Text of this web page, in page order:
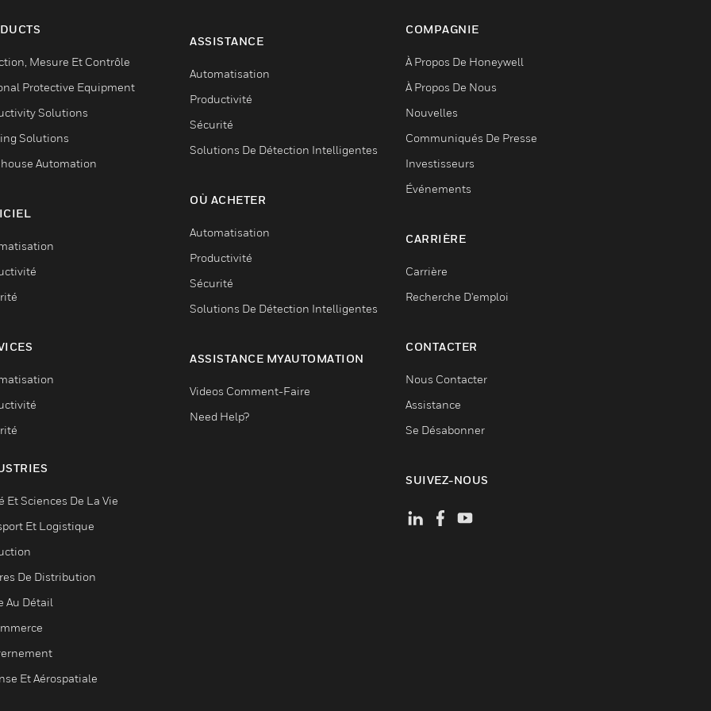
Mesure Et Contrôle
Protective Equipment
Solutions
Solutions
Automation
Et Sciences De La Vie
Et Logistique
De Distribution
Au Détail
Et Aérospatiale
ASSISTANCE
Automatisation
Productivité
Sécurité
Solutions De Détection Intelligentes
OÙ ACHETER
Automatisation
Productivité
Sécurité
Solutions De Détection Intelligentes
ASSISTANCE MYAUTOMATION
Videos Comment-Faire
Need Help?
COMPAGNIE
À Propos De Honeywell
À Propos De Nous
Nouvelles
Communiqués De Presse
Investisseurs
Événements
CARRIÈRE
Carrière
Recherche D'emploi
CONTACTER
Nous Contacter
Assistance
Se Désabonner
SUIVEZ-NOUS